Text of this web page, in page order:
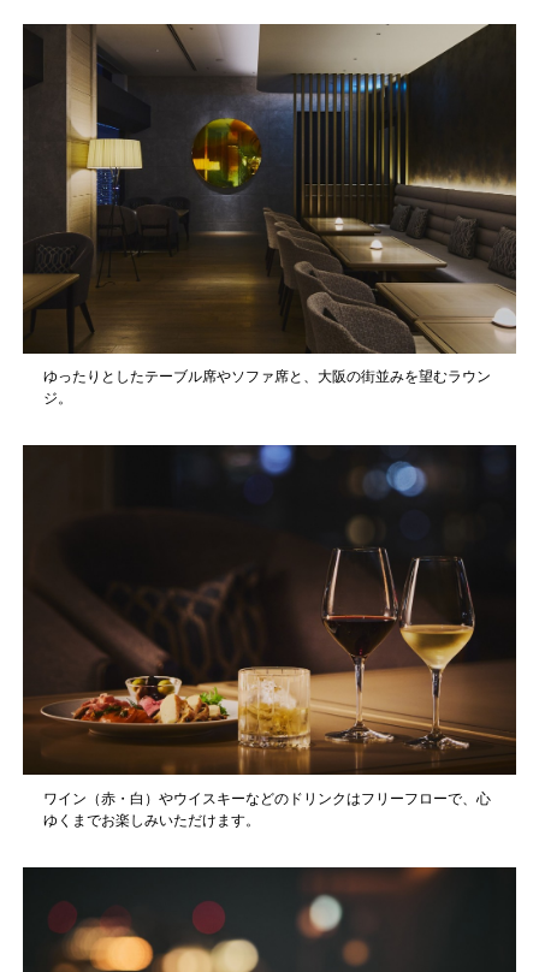
ゆったりとしたテーブル席やソファ席と、大阪の街並みを望むラウン
ジ。
ワイン（赤・白）やウイスキーなどのドリンクはフリーフローで、心
ゆくまでお楽しみいただけます。